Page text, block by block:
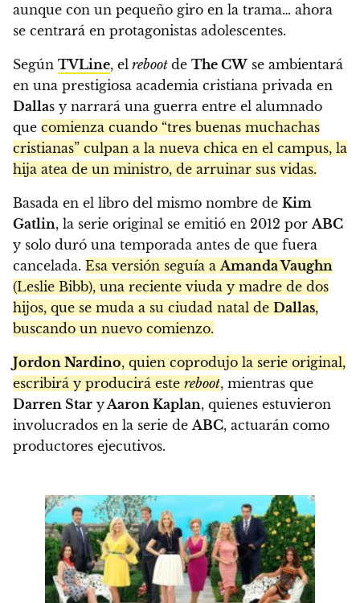
aunque con un pequeño giro en la trama… ahora
se centrará en protagonistas adolescentes.
Según TVLine, el reboot de The CW se ambientará
en una prestigiosa academia cristiana privada en
Dallas y narrará una guerra entre el alumnado
que comienza cuando “tres buenas muchachas
cristianas” culpan a la nueva chica en el campus, la
hija atea de un ministro, de arruinar sus vidas.
Basada en el libro del mismo nombre de Kim
Gatlin, la serie original se emitió en 2012 por ABC
y solo duró una temporada antes de que fuera
cancelada. Esa versión seguía a Amanda Vaughn
(Leslie Bibb), una reciente viuda y madre de dos
hijos, que se muda a su ciudad natal de Dallas,
buscando un nuevo comienzo.
Jordon Nardino, quien coprodujo la serie original,
escribirá y producirá este reboot, mientras que
Darren Star y Aaron Kaplan, quienes estuvieron
involucrados en la serie de ABC, actuarán como
productores ejecutivos.